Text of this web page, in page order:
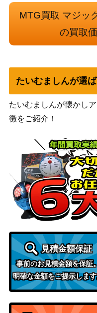
R]《日》
(237)ナカティルの最下層
自然の怒りのタイタン、
tan of Natures Wrath【
[Foil] 大修道士、エリシュ
sh Norn, Grand Cenobite
ング [MUL] 《日》
睡蓮の原野/Lotus Field【
弧光のフェニックス/
【GRN】
[Foil]ぶどう弾/Grapeshot
MTG買取 マジッ
の買取
たいむましんが選
たいむましんが懐かし
徴をご紹介！
見積金額保証
事前のお見積金額を保証。
明確な金額をご提示しま